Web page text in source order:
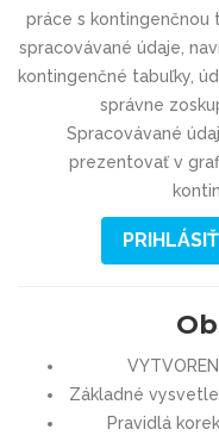
práce s kontingenčnou
spracovávané údaje,
kontingenčné tabuľky,
správne
Spracovávané
prezentovať v
Základné
Pravidlá